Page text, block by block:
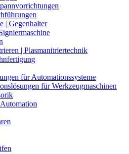
| Gegenhalter
| Plasmanitriertechnik
für Automationssysteme
für Werkzeugmaschinen